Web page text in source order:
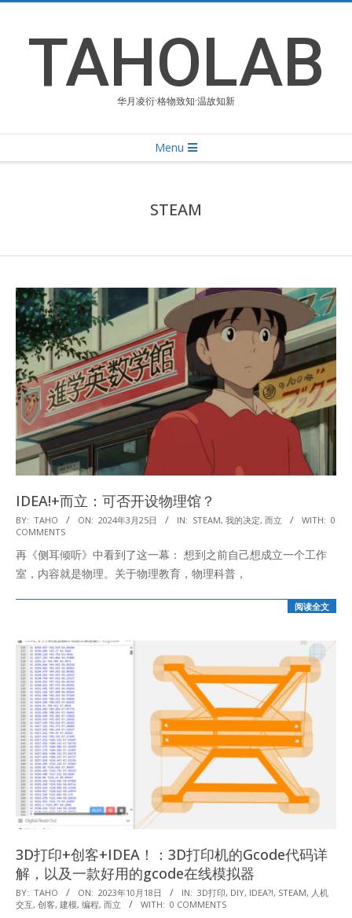
contentTAHOLAB
华月凌衍·格物致知·温故知新
Navigation
Menu
STEAM
IDEA!+而立：可否开设物理馆？
2024-
03-
25
BY: TAHO ON: 2024年3月25日 IN: STEAM, 我的决定, 而立 WITH: 0
COMMENTS
再《侧耳倾听》中看到了这一幕： 想到之前自己想成立一个工作
室，内容就是物理。关于物理教育，物理科普，
阅读全文
3D打印+创客+IDEA！：3D打印机的Gcode代码详
解，以及一款好用的gcode在线模拟器
2023-
10-
BY: TAHO ON: 2023年10月18日 IN: 3D打印, DIY, IDEA?!, STEAM, 人机
交互, 创客, 建模, 编程, 而立 WITH: 0 COMMENTS